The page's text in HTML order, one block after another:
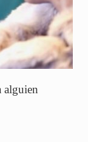
alguien